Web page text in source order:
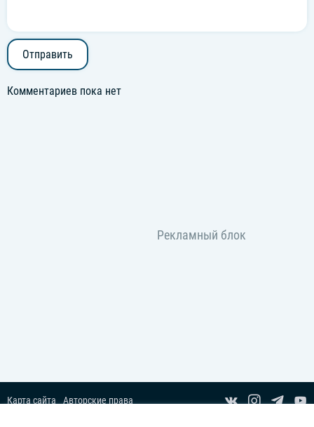
Отправить
Комментариев пока нет
Карта сайта
Авторские права